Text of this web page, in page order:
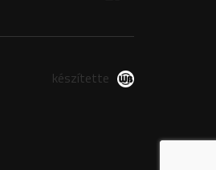
készítette